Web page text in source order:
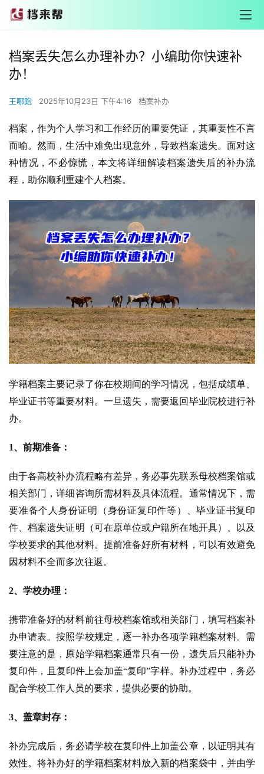
档案丢失怎么办理补办？小编助你快速补
办！
王哪跑 2025年10月23日 下午4:16 档案补办
档案，作为个人学习和工作经历的重要凭证，其重要性不言
而喻。然而，生活中难免出现意外，导致档案遗失。面对这
种情况，不必惊慌，本文将详细解读档案遗失后的补办流
程，助你顺利重建个人档案。
学籍档案主要记录了你在校期间的学习情况，包括成绩单、
毕业证书等重要材料。一旦遗失，需要返回毕业院校进行补
办。
1、前期准备：
由于各高校补办流程略有差异，务必事先联系母校档案馆或
相关部门，详细咨询所需材料及具体流程。通常情况下，需
要准备个人身份证明（身份证复印件等）、毕业证书复印
件、档案遗失证明（可在原单位或户籍所在地开具）、以及
学校要求的其他材料。提前准备好所有材料，可以有效避免
因材料不全而多次往返。
2、学校办理：
携带准备好的材料前往母校档案馆或相关部门，填写档案补
办申请表。按照学校规定，逐一补办各项学籍档案材料。需
要注意的是，原始学籍档案通常只有一份，遗失后只能补办
复印件，且复印件上会加盖“复印”字样。补办过程中，务必
配合学校工作人员的要求，提供必要的协助。
3、盖章封存：
补办完成后，务必请学校在复印件上加盖公章，以证明其有
效性。将补办好的学籍档案材料放入新的档案袋中，并由学